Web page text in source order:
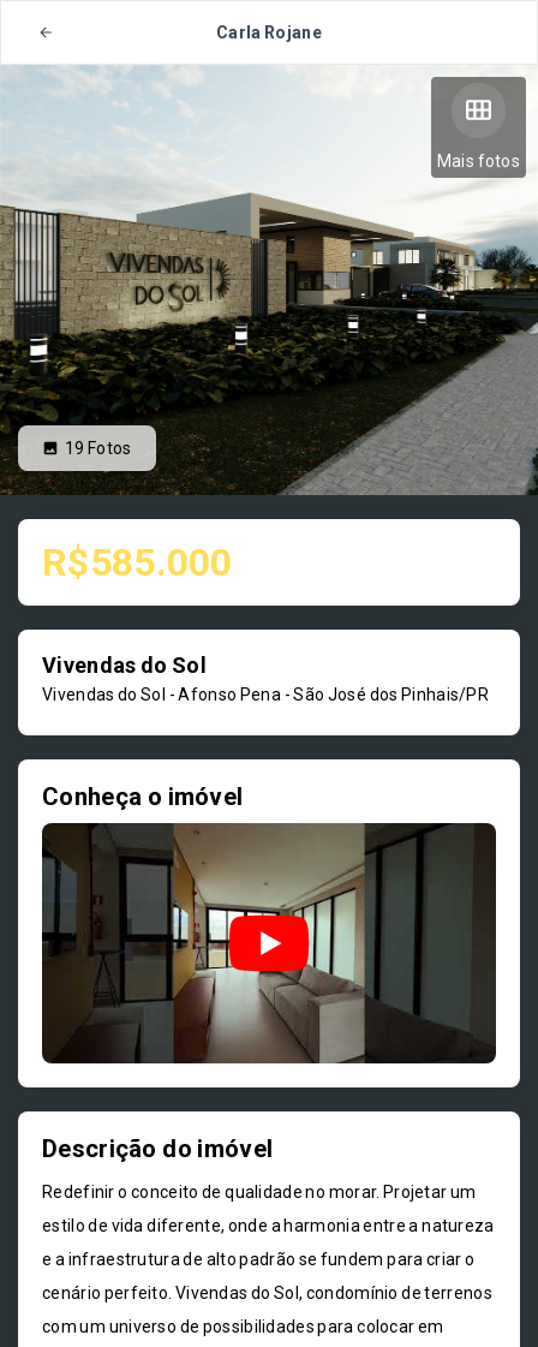
Carla Rojane
Mais fotos
19 Fotos
R$585.000
Vivendas do Sol
Vivendas do Sol -Afonso Pena - São José dos Pinhais/PR
Conheça o imóvel
Descrição do imóvel
Redefinir o conceito de qualidade no morar. Projetar um
estilo de vida diferente, onde a harmonia entre a natureza
e a infraestrutura de alto padrão se fundem para criar o
cenário perfeito. Vivendas do Sol, condomínio de terrenos
com um universo de possibilidades para colocar em